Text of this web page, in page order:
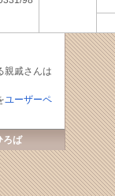
親戚さんは
ユーザーペ
ろば